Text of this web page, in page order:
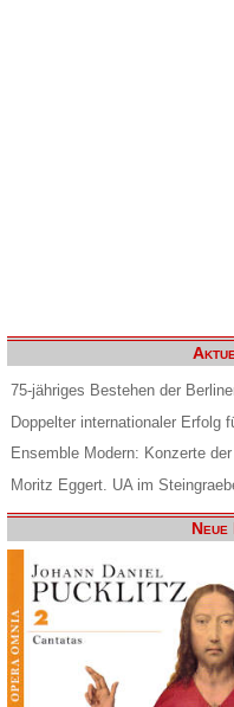
75-jähriges Bestehen der
Doppelter internationaler Erfolg
Ensemble Modern: Konzerte
Moritz Eggert. UA im